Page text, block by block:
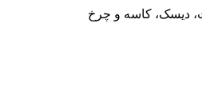
دیسک، کاسه و چرخ